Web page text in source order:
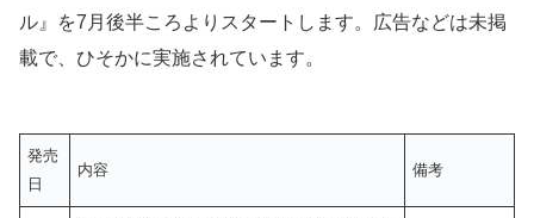
ル』を7月後半ころよりスタートします。広告などは未掲
載で、ひそかに実施されています。
発売
日
内容 備考